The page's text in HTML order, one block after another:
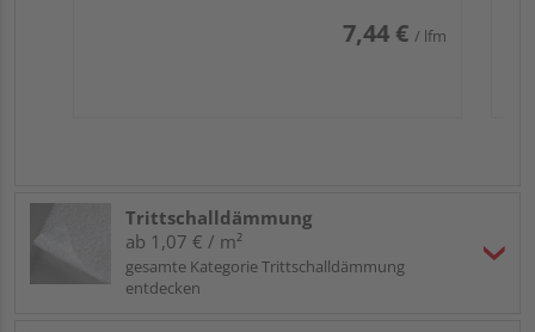
7,44 € / lfm
Trittschalldämmung
ab 1,07 € / m²
gesamte Kategorie Trittschalldämmung
entdecken